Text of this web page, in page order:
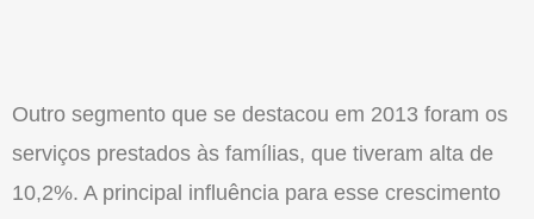
Outro segmento que se destacou em 2013 foram os
serviços prestados às famílias, que tiveram alta de
10,2%. A principal influência para esse crescimento